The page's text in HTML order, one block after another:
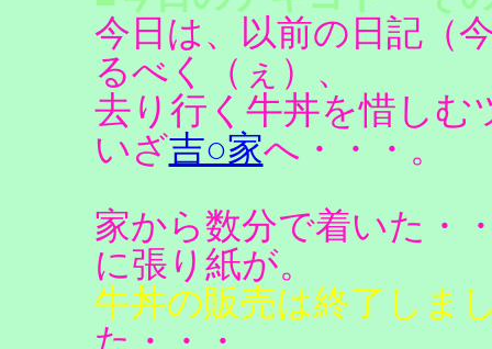
今日は、以前の日記（
るべく（ぇ）、
去り行く牛丼を惜しむ
いざ吉○家へ・・・。
家から数分で着いた・
に張り紙が。
牛丼の販売は終了しま